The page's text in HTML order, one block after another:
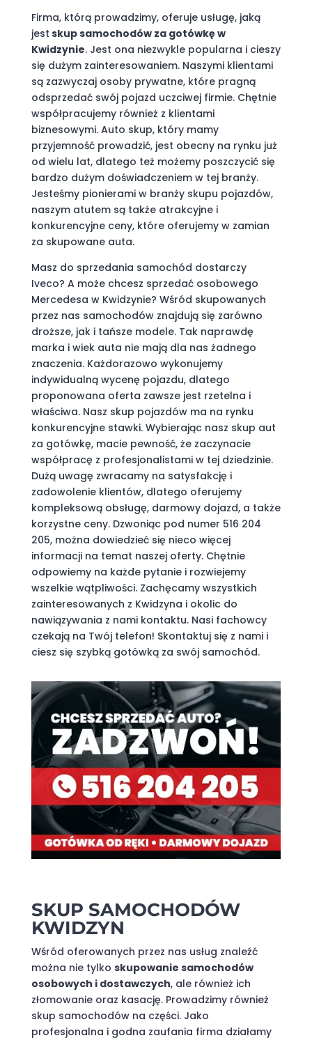
Firma, którą prowadzimy, oferuje usługę, jaką
jest skup samochodów za gotówkę w
Kwidzynie. Jest ona niezwykle popularna i cieszy
się dużym zainteresowaniem. Naszymi klientami
są zazwyczaj osoby prywatne, które pragną
odsprzedać swój pojazd uczciwej firmie. Chętnie
współpracujemy również z klientami
biznesowymi. Auto skup, który mamy
przyjemność prowadzić, jest obecny na rynku już
od wielu lat, dlatego też możemy poszczycić się
bardzo dużym doświadczeniem w tej branży.
Jesteśmy pionierami w branży skupu pojazdów,
naszym atutem są także atrakcyjne i
konkurencyjne ceny, które oferujemy w zamian
za skupowane auta.
Masz do sprzedania samochód dostarczy
Iveco? A może chcesz sprzedać osobowego
Mercedesa w Kwidzynie? Wśród skupowanych
przez nas samochodów znajdują się zarówno
droższe, jak i tańsze modele. Tak naprawdę
marka i wiek auta nie mają dla nas żadnego
znaczenia. Każdorazowo wykonujemy
indywidualną wycenę pojazdu, dlatego
proponowana oferta zawsze jest rzetelna i
właściwa. Nasz skup pojazdów ma na rynku
konkurencyjne stawki. Wybierając nasz skup aut
za gotówkę, macie pewność, że zaczynacie
współpracę z profesjonalistami w tej dziedzinie.
Dużą uwagę zwracamy na satysfakcję i
zadowolenie klientów, dlatego oferujemy
kompleksową obsługę, darmowy dojazd, a także
korzystne ceny. Dzwoniąc pod numer 516 204
205, można dowiedzieć się nieco więcej
informacji na temat naszej oferty. Chętnie
odpowiemy na każde pytanie i rozwiejemy
wszelkie wątpliwości. Zachęcamy wszystkich
zainteresowanych z Kwidzyna i okolic do
nawiązywania z nami kontaktu. Nasi fachowcy
czekają na Twój telefon! Skontaktuj się z nami i
ciesz się szybką gotówką za swój samochód.
SKUP SAMOCHODÓW
KWIDZYN
Wśród oferowanych przez nas usług znaleźć
można nie tylko skupowanie samochodów
osobowych i dostawczych, ale również ich
złomowanie oraz kasację. Prowadzimy również
skup samochodów na części. Jako
profesjonalna i godna zaufania firma działamy